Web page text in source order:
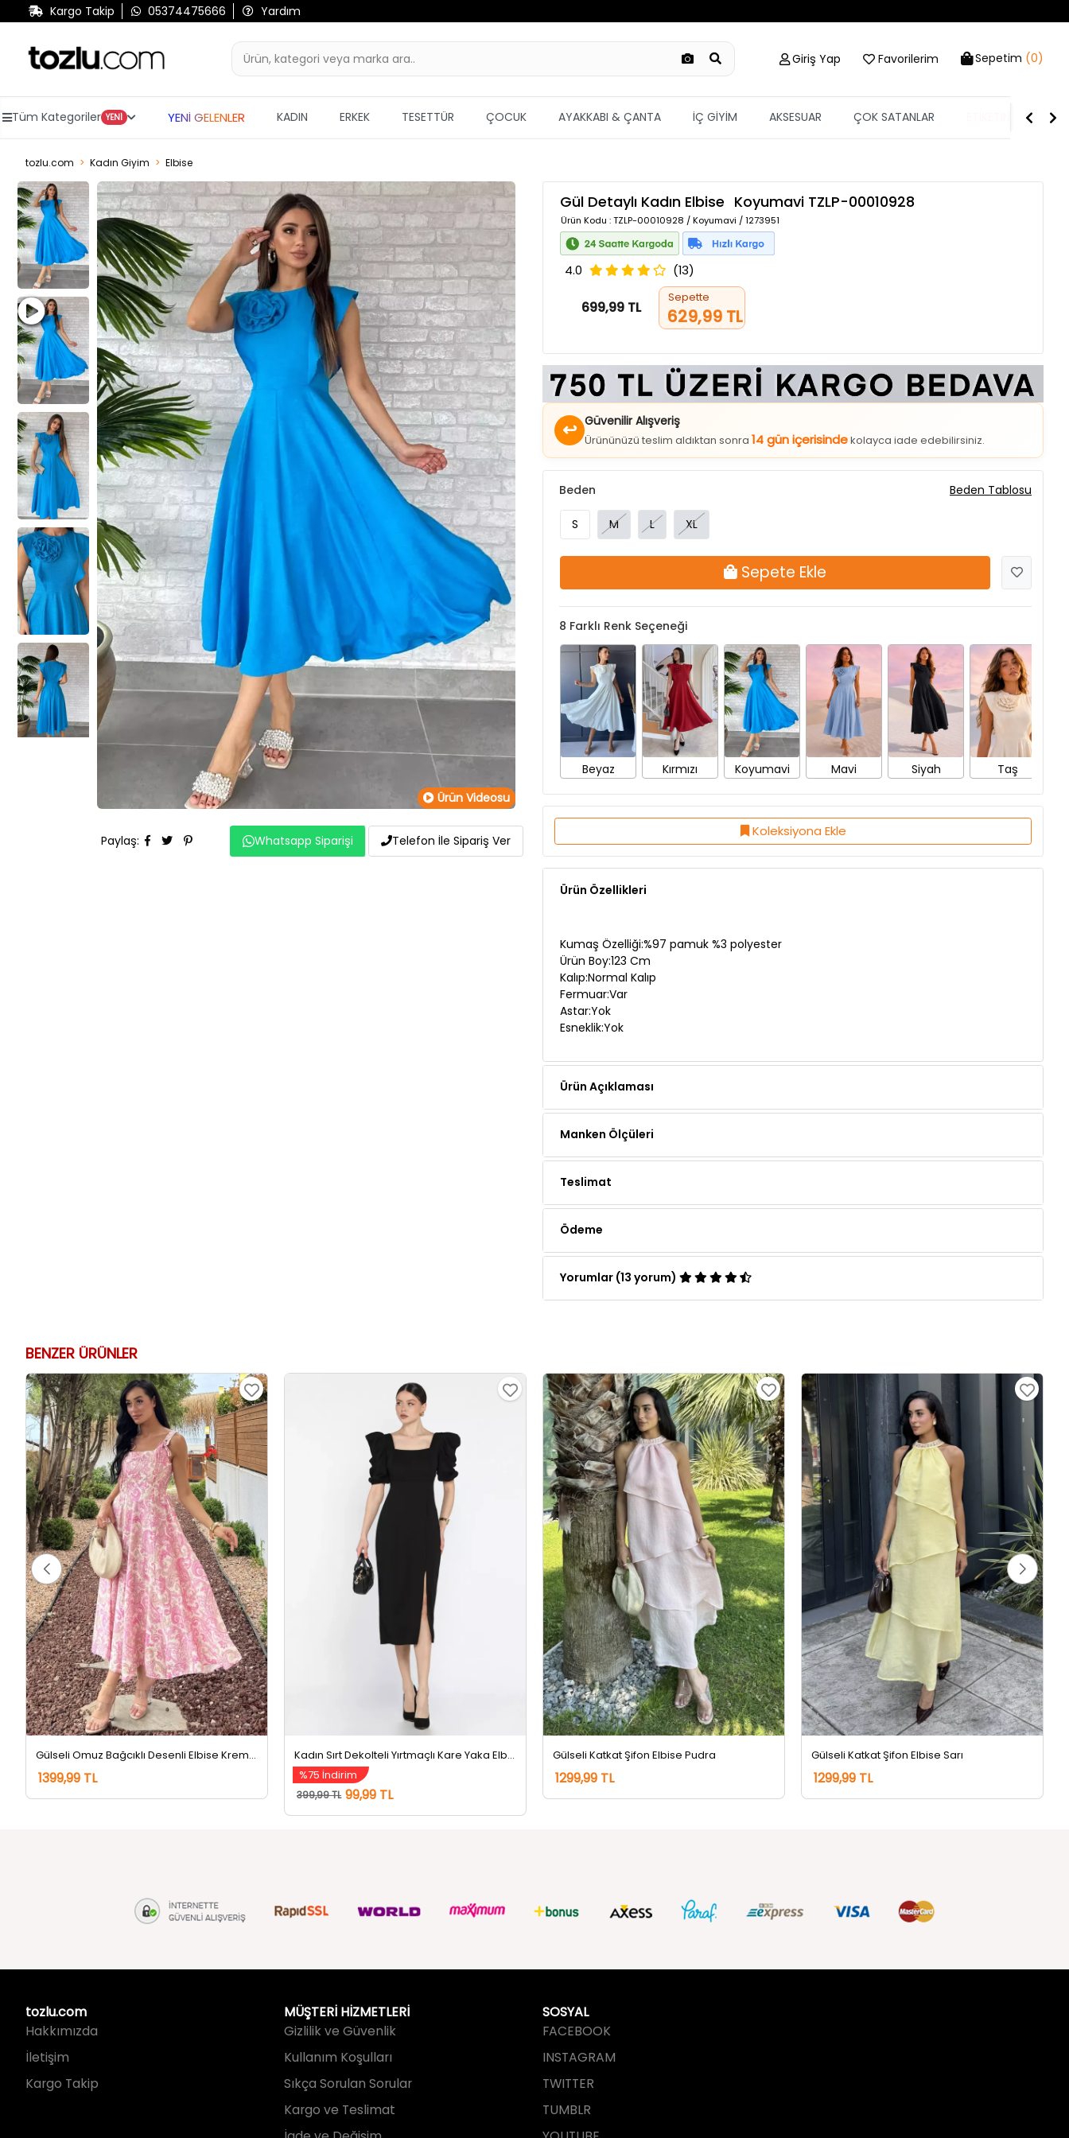
Kargo Takip 05374475666 Yardım
Giriş Yap Favorilerim Sepetim (0)
Tüm Kategoriler YENİ YENİ GELENLER KADIN ERKEK TESETTÜR ÇOCUK AYAKKABI & ÇANTA İÇ GİYİM AKSESUAR ÇOK SATANLAR ETİKETİN YARISI
tozlu.com Kadın Giyim Elbise
Ürün Videosu
Paylaş: Whatsapp Siparişi Telefon İle Sipariş Ver
Gül Detaylı Kadın Elbise Koyumavi TZLP-00010928
Ürün Kodu : TZLP-00010928 / Koyumavi / 1273951
4.0 (13)
699,99 TL
Sepette
629,99 TL
↩ Güvenilir Alışveriş
Ürününüzü teslim aldıktan sonra14 gün içerisindekolayca iade edebilirsiniz.
S
8Farklı Renk Seçeneği
Beyaz Kırmızı Koyumavi Mavi Siyah
Koleksiyona Ekle
Ürün Özellikleri
Kalıp:Normal Kalıp
Fermuar:Var
Astar:Yok
Esneklik:Yok
Manken Ölçüleri
Gülseli Omuz Bağcıklı Desenli Elbise Krempembe
1399,99 TL
%75 İndirim
399,99 TL 99,99 TL
Gülseli Katkat Şifon Elbise Pudra
1299,99 TL
Gülseli Katkat Şifon Elbise Sarı
1299,99 TL
tozlu.com
İletişim
Kargo Takip
MÜŞTERİ HİZMETLERİ
Kullanım Koşulları
SOSYAL
INSTAGRAM